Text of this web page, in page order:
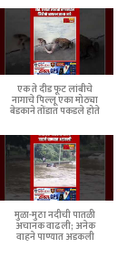
एक ते दीड फूट लांबीचे
नागाचे पिल्लू एका मोठ्या
बेडकाने तोंडात पकडले होते
मुळा-मुठा नदीची पातळी
अचानक वाढली; अनेक
वाहने पाण्यात अडकली